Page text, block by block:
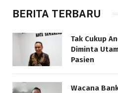
BERITA TERBARU
Tak Cukup
Diminta
Pasien
Wacana